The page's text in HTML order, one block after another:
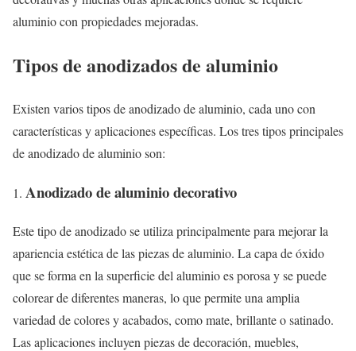
aluminio con propiedades mejoradas.
Tipos de anodizados de aluminio
Existen varios tipos de anodizado de aluminio, cada uno con
características y aplicaciones específicas. Los tres tipos principales
de anodizado de aluminio son:
Anodizado de aluminio decorativo
Este tipo de anodizado se utiliza principalmente para mejorar la
apariencia estética de las piezas de aluminio. La capa de óxido
que se forma en la superficie del aluminio es porosa y se puede
colorear de diferentes maneras, lo que permite una amplia
variedad de colores y acabados, como mate, brillante o satinado.
Las aplicaciones incluyen piezas de decoración, muebles,